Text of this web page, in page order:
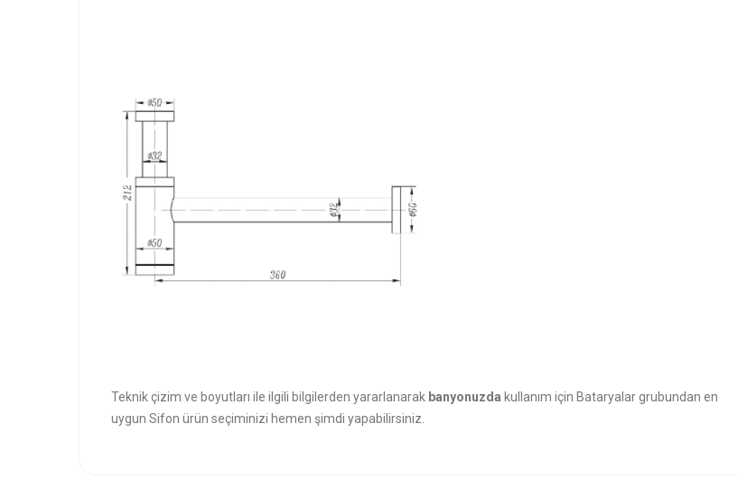
Teknik çizim ve boyutları ile ilgili bilgilerden yararlanarak banyonuzda kullanım için Bataryalar grubundan en
uygun Sifon ürün seçiminizi hemen şimdi yapabilirsiniz.